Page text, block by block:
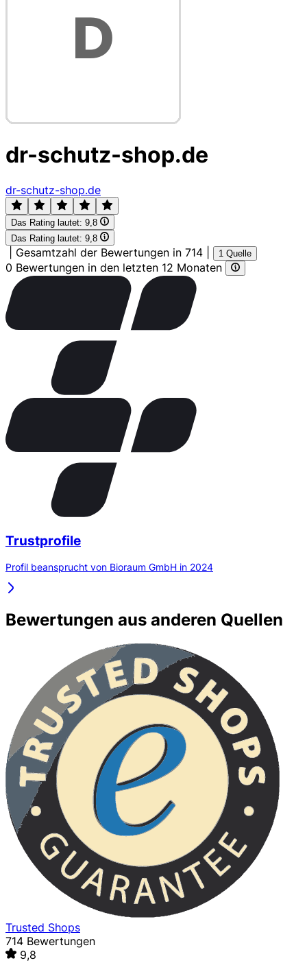
dr-schutz-shop.de
dr-schutz-shop.de
Das Rating lautet: 9,8
Das Rating lautet: 9,8
Gesamtzahl der Bewertungen in 714 1 Quelle
0 Bewertungen in den letzten 12 Monaten
Trustprofile
Profil beansprucht von Bioraum GmbH in 2024
Bewertungen aus anderen Quellen
Trusted Shops
714 Bewertungen
9,8